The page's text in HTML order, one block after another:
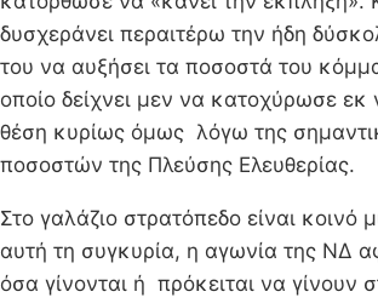
δυσχεράνει περαιτέρω την ήδη
του να αυξήσει τα ποσοστά του
οποίο δείχνει μεν να κατοχύρωσε εκ
θέση κυρίως όμως λόγω της
ποσοστών της Πλεύσης Ελευθερίας.
Στο γαλάζιο στρατόπεδο είναι κοινό
αυτή τη συγκυρία, η αγωνία της ΝΔ
όσα γίνονται ή πρόκειται να γίνουν